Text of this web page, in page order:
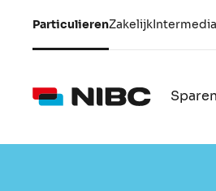
ParticulierenZakelijk
Sparen